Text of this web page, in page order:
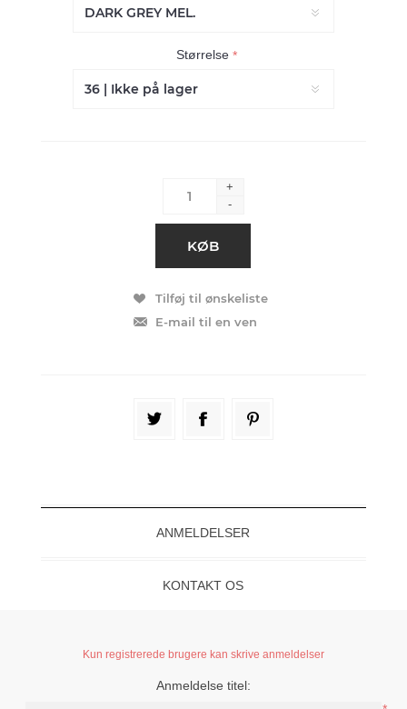
Størrelse*
+
-
ANMELDELSER
KONTAKT OS
Kun registrerede brugere kan skrive anmeldelser
Anmeldelse titel: